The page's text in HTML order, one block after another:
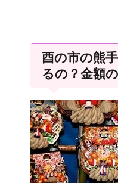
酉の市の熊
るの？金額